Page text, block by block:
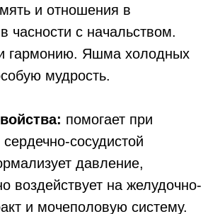
и отношения в
часности с начальством.
гармонию. Яшма холодных
мудрость.
помогает при
сосудистой
давление,
воздействует на желудочно-
и мочеполовую систему.